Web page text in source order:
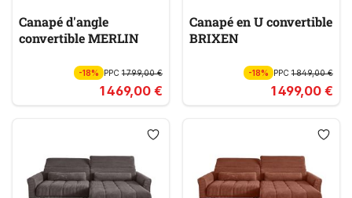
Canapé d'angle
convertible MERLIN
-18% PPC 1 799,00 €
1 469,00 €
Canapé en U convertible
BRIXEN
-18% PPC1 849,00 €
1 499,00 €